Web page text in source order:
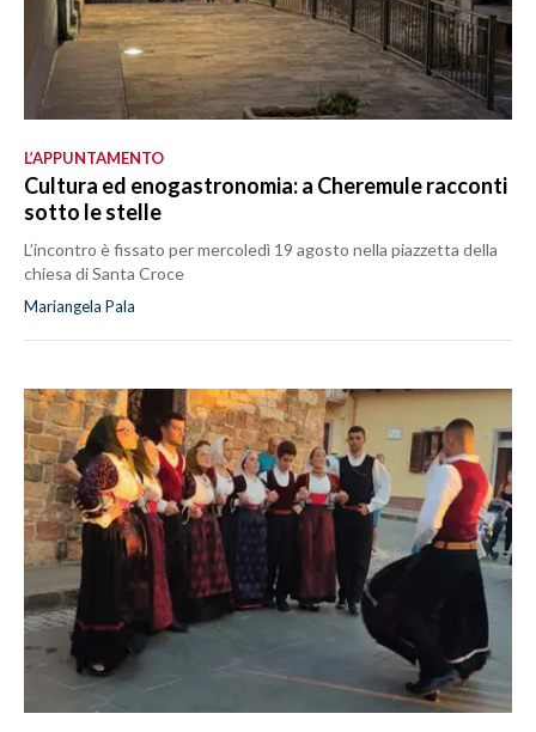
L’APPUNTAMENTO
Cultura ed enogastronomia: a Cheremule racconti
sotto le stelle
L’incontro è fissato per mercoledì 19 agosto nella piazzetta della
chiesa di Santa Croce
Mariangela Pala